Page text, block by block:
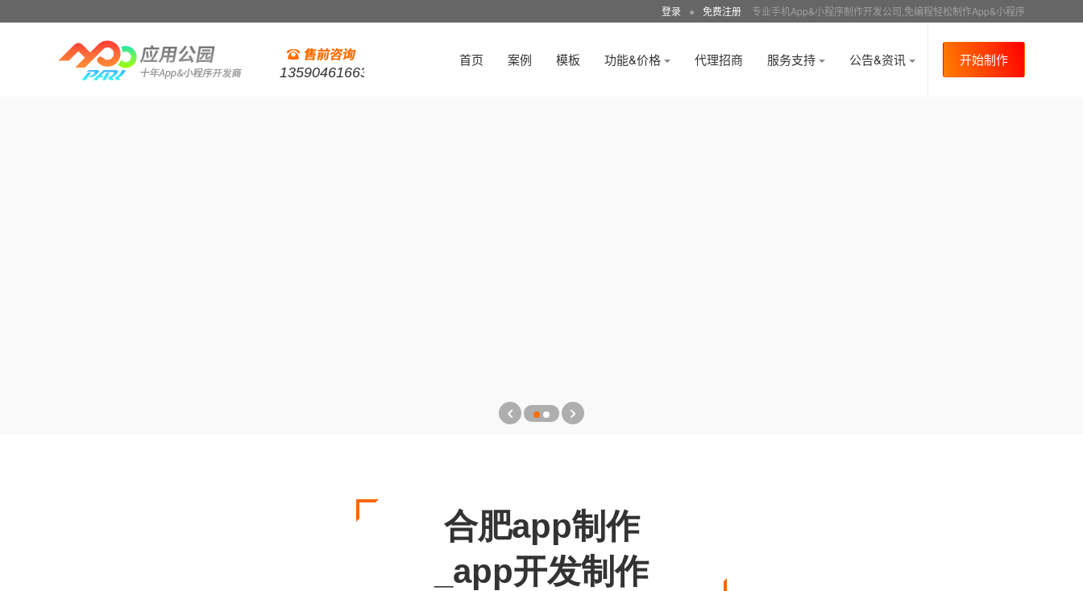
登录 ● 免费注册 专业手机App&小程序制作开发公司,免编程轻松制作App&小程序
13590461663
首页 案例 模板 功能&价格 代理招商 服务支持 公告&资讯 开始制作
合肥app制作
_app开发制作